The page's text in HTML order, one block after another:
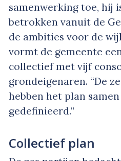
samenwerking toe, hij
betrokken vanuit de
de ambities voor de
vormt de gemeente
collectief met vijf
grondeigenaren. “De
hebben het plan
gedefinieerd.”
Collectief plan